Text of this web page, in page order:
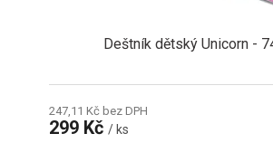
Deštník dětský Unicorn -
247,11 Kč bez DPH
299 Kč/ ks